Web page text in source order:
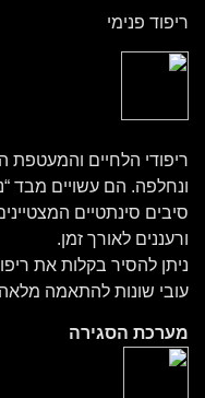
ריפוד פנימי
ריפודי הלחיים והמעטפת
סיבים סינתטיים
ורעננים לאורך זמן.
ניתן להסיר בקלות את
עובי שונות להתאמה
מערכת הסגירה